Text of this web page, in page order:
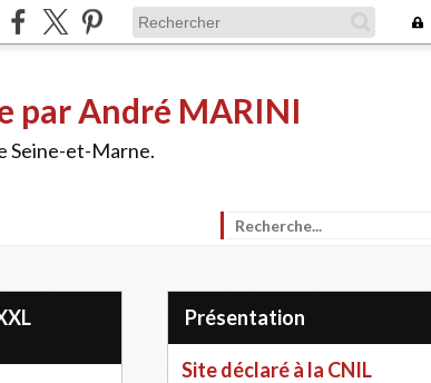
par André MARINI
Seine-et-Marne.
Présentation
Site déclaré à la CNIL